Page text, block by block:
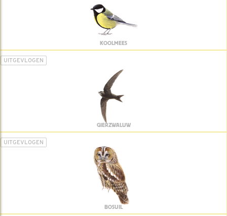
KOOLMEES
UITGEVLOGEN
GIERZWALUW
UITGEVLOGEN
BOSUIL